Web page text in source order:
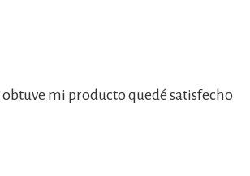
mi producto quedé satisfecho